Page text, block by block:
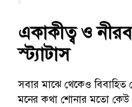
একাকীত্ব ও নীরব
স্ট্যাটাস
সবার মাঝে থেকেও বিবাহিত
মনের কথা শোনার মতো কেউ